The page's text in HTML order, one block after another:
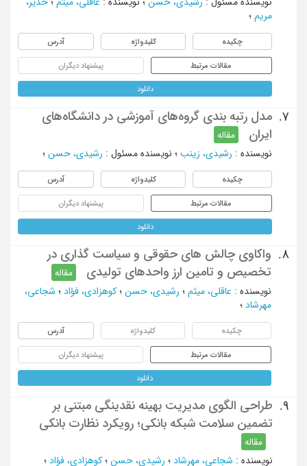
مریم ؛
چکیده کلیدواژه آدرس
مقالات مرتبط پیشنهاد دیگران
دانلود
7.
مدل رتبه بندی گروه‌های آموزشی در دانشگاه‌های
ایران
مقاله
نویسنده : رشیدی، زینب ؛ نویسنده مسئول : رشیدی، حسن ؛
چکیده کلیدواژه آدرس
مقالات مرتبط پیشنهاد دیگران
دانلود
8.
واکاوی چالش های حقوقی و سیاست گذاری در
تخصیص و تامین ارز واحدهای تولیدی
مقاله
نویسنده : عاقلی، میثم ؛ رشیدی، حسن ؛ کوهزادی، فؤاد ؛ شجاعی،
مهرشاد ؛
چکیده کلیدواژه آدرس
مقالات مرتبط پیشنهاد دیگران
دانلود
9.
طراحی الگوی مدیریت بهینه نقدینگی مبتنی بر
تضمین سلامت شبکه بانکی؛ رویکرد نظارت بانکی
مقاله
نویسنده : شجاعی، مهرشاد ؛ رشیدی، حسن ؛ کوهزادی، فؤاد ؛